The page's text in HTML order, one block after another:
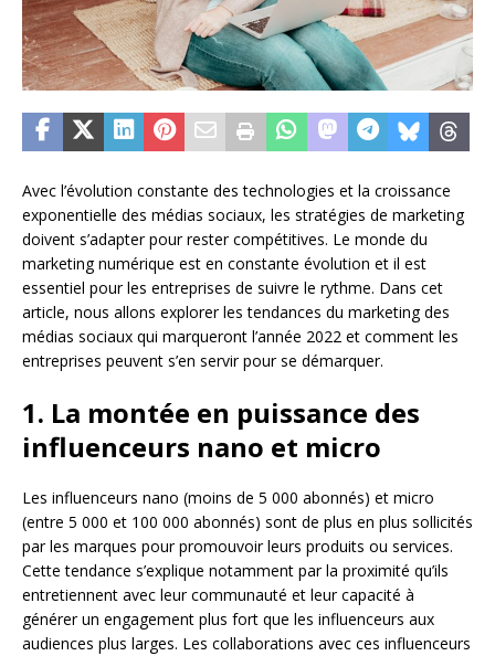
Avec l’évolution constante des technologies et la croissance
exponentielle des médias sociaux, les stratégies de marketing
doivent s’adapter pour rester compétitives. Le monde du
marketing numérique est en constante évolution et il est
essentiel pour les entreprises de suivre le rythme. Dans cet
article, nous allons explorer les tendances du marketing des
médias sociaux qui marqueront l’année 2022 et comment les
entreprises peuvent s’en servir pour se démarquer.
1. La montée en puissance des
influenceurs nano et micro
Les influenceurs nano (moins de 5 000 abonnés) et micro
(entre 5 000 et 100 000 abonnés) sont de plus en plus sollicités
par les marques pour promouvoir leurs produits ou services.
Cette tendance s’explique notamment par la proximité qu’ils
entretiennent avec leur communauté et leur capacité à
générer un engagement plus fort que les influenceurs aux
audiences plus larges. Les collaborations avec ces influenceurs